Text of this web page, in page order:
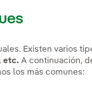
Existen varios
etc. A continuación,
los más comunes: